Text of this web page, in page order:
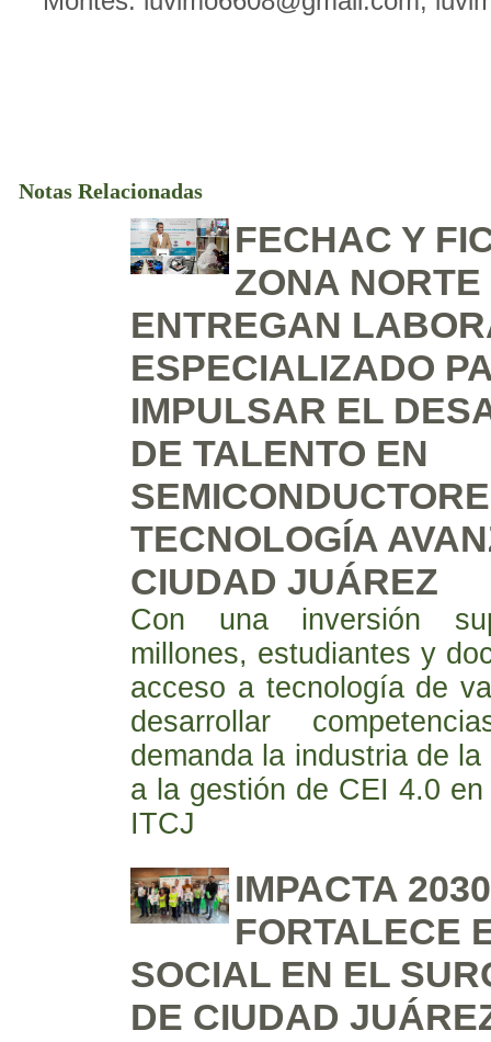
Notas Relacionadas
FECHAC Y
ZONA NORTE
ENTREGAN
ESPECIALIZADO
IMPULSAR EL
DE TALENTO EN
TECNOLOGÍA
CIUDAD JUÁREZ
Con una inversión
millones, estudiantes y
acceso a tecnología de
desarrollar
demanda la industria de
a la gestión de CEI 4.0
ITCJ
IMPACTA 2030
FORTALECE
SOCIAL EN EL
DE CIUDAD